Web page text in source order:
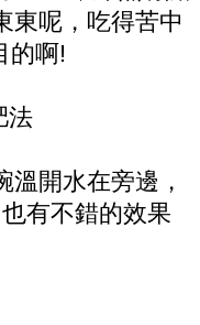
東呢，吃得苦中
的啊!
法
開水在旁邊，
有不錯的效果